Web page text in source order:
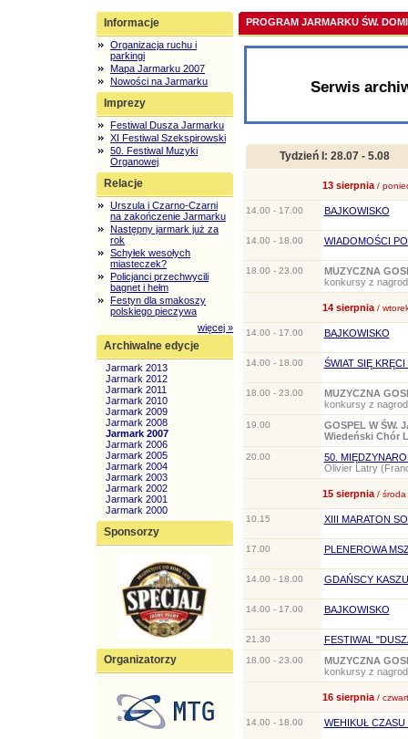
Informacje
Organizacja ruchu i
parkingi
Mapa Jarmarku 2007
Nowości na Jarmarku
Imprezy
Festiwal Dusza Jarmarku
XI Festiwal Szekspirowski
50. Festiwal Muzyki
Organowej
Relacje
Urszula i Czarno-Czarni
na zakończenie Jarmarku
Następny jarmark już za
rok
Schyłek wesołych
miasteczek?
Policjanci przechwycili
bagnet i hełm
Festyn dla smakoszy
polskiego pieczywa
więcej »
Archiwalne edycje
Jarmark 2013
Jarmark 2012
Jarmark 2011
Jarmark 2010
Jarmark 2009
Jarmark 2008
Jarmark 2007
Jarmark 2006
Jarmark 2005
Jarmark 2004
Jarmark 2003
Jarmark 2002
Jarmark 2001
Jarmark 2000
Sponsorzy
Organizatorzy
PROGRAM JARMARKU ŚW.
Serwis
Tydzień I: 28.07 - 5.08
13 sierpnia /
14.00 - 17.00 BAJKOWISKO
14.00 - 18.00 WIADOMOŚCI
18.00 - 23.00
MUZYCZNA
konkursy z
14 sierpnia /
14.00 - 17.00 BAJKOWISKO
14.00 - 18.00 ŚWIAT SIĘ
18.00 - 23.00
MUZYCZNA
konkursy z
19.00
GOSPEL W ŚW.
Wiedeński Chór
20.00
50.
Olivier Latry
15 sierpnia / środa
10.15 XIII MARATON
17.00 PLENEROWA
14.00 - 18.00 GDAŃSCY
14.00 - 17.00 BAJKOWISKO
21.30 FESTIWAL
18.00 - 23.00
MUZYCZNA
konkursy z
16 sierpnia /
14.00 - 18.00 WEHIKUŁ